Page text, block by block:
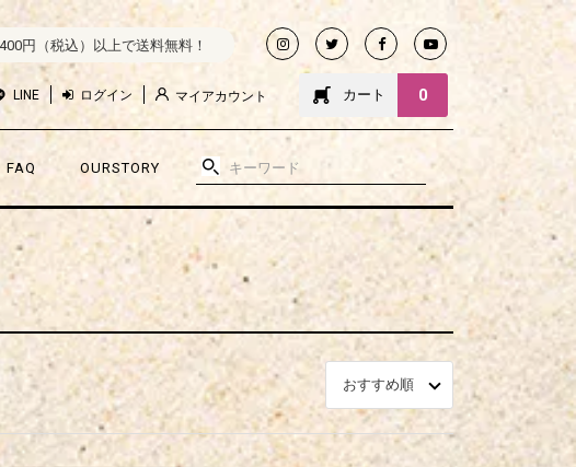
円（税込）以上で送料無料！
LINE ログイン マイアカウント カート 0
FAQ OURSTORY
おすすめ順